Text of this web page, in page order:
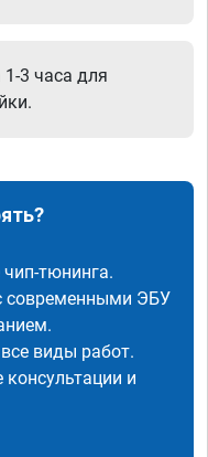
3 часа для
тюнинга.
современными ЭБУ
виды работ.
и